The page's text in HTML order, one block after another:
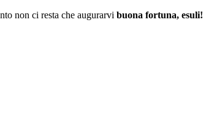
non ci resta che augurarvi buona fortuna, esuli!